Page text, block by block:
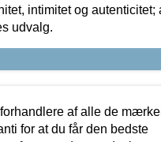
intimitet og autenticitet;
udvalg.
af alle de
for at du får den bedste